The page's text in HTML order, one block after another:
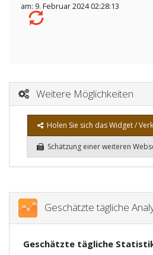
am: 9. Februar 2024 02:28:13
Weitere Möglichkeiten
Holen Sie sich das Widget /
Schätzung einer weiteren
Geschätzte tägliche
Geschätzte tägliche